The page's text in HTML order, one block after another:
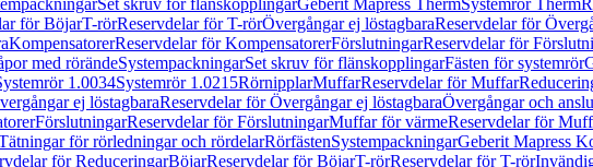
Set skruv för flänskopplingarGeberit Mapress ThermSystemrör Therm
för BöjarT-rörReservdelar för T-rörÖvergångar ej löstagbaraReservdelar för
KompensatorerReservdelar för KompensatorerFörslutningarReservdelar för
med rörändeSystempackningarSet skruv för flänskopplingarFästen för systemrör
1.0034Systemrör 1.0215RörnipplarMuffarReservdelar för Muffar
ej löstagbaraReservdelar för Övergångar ej löstagbaraÖvergångar och
FörslutningarReservdelar för FörslutningarMuffar för värmeReservdelar för
för rörledningar och rördelarRörfästenSystempackningarGeberit Mapress
för ReduceringarBöjarReservdelar för BöjarT-rörReservdelar för T-rör